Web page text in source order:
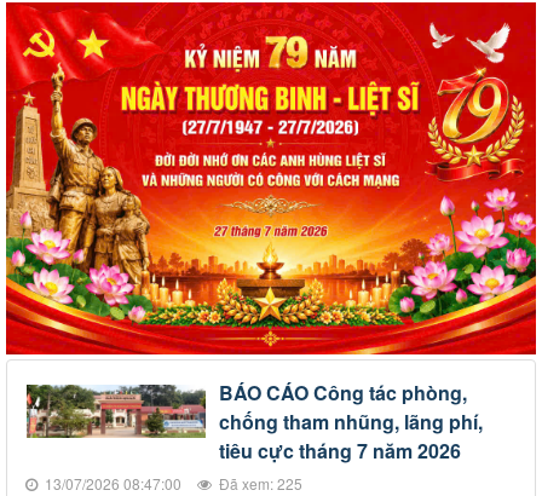
BÁO CÁO Công tác phòng,
chống tham nhũng, lãng phí,
tiêu cực tháng 7 năm 2026
13/07/2026 08:47:00 Đã xem: 225